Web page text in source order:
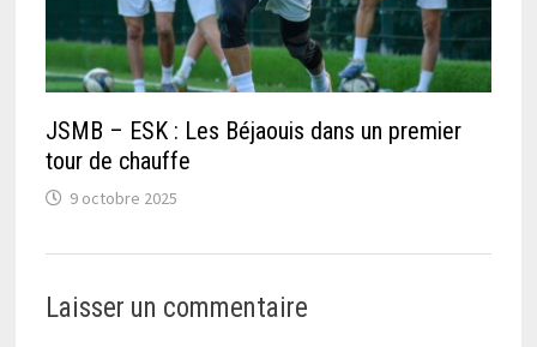
JSMB – ESK : Les Béjaouis dans un premier
tour de chauffe
9 octobre 2025
Laisser un commentaire